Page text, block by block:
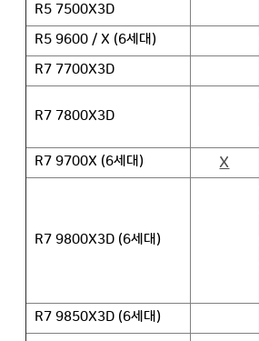
R5 7500X3D
R5 9600 / X (6세대)
R7 7700X3D
R7 7800X3D
R7 9700X (6세대) X
R7 9800X3D (6세대)
R7 9850X3D (6세대)